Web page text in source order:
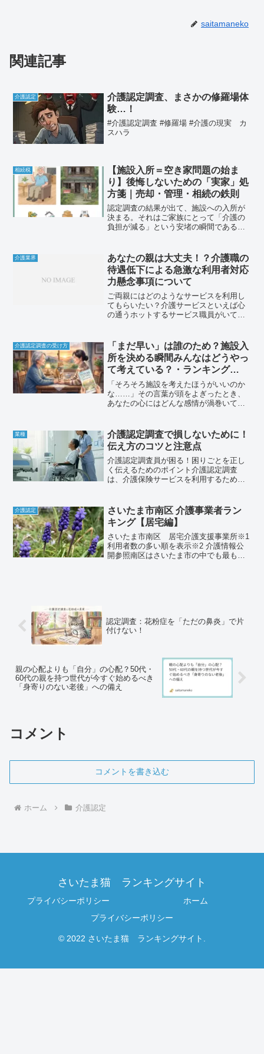
saitamaneko
関連記事
介護認定
介護認定調査、まさかの修羅場体
験…！
#介護認定調査 #修羅場 #介護の現実 カ
スハラ
相続税
【施設入所＝空き家問題の始ま
り】後悔しないための「実家」処
方箋｜売却・管理・相続の鉄則
認定調査の結果が出て、施設への入所が
決まる。それはご家族にとって「介護の
負担が減る」という安堵の瞬間であると
りあえず今は忙しいから、落ち着いてか
ら考えよう」 その「とり...
介護業界
あなたの親は大丈夫！？介護職の
待遇低下による急激な利用者対応
力懸念事項について
ご両親にはどのようなサービスを利用し
てもらいたい？介護サービスといえば心
の通うホットするサービス職員がいて、
思います。昨今の介護サービス介護保険
制度が開始され、それアで...
介護認定調査の受け方
「まだ早い」は誰のため？施設入
所を決める瞬間みんなはどうやっ
て考えている？・ランキング
BEST5
「そろそろ施設を考えたほうがいいのか
な……」その言葉が頭をよぎったとき、
あなたの心にはどんな感情が渦巻いてい
一方で、親御さんはこう言います。 「私
はまだ大丈夫」「ここ...
業種
介護認定調査で損しないために！
伝え方のコツと注意点
介護認定調査員が困る！困りごとを正し
く伝えるためのポイント介護認定調査
は、介護保険サービスを利用するために
から、調査中に困ってしまうこともあり
ます。そこで今回は、介護認...
介護認定
さいたま市南区 介護事業者ラン
キング【居宅編】
さいたま市南区 居宅介護支援事業所※1
利用者数の多い順を表示※2 介護情報公
開参照南区はさいたま市の中でも最も高
認定調査：花粉症を「ただの鼻炎」で片
付けない！
親の心配よりも「自分」の心配？50代・
60代の親を持つ世代が今すぐ始めるべき
「身寄りのない老後」への備え
コメント
コメントを書き込む
ホーム 介護認定
さいたま猫 ランキングサイト
プライバシーポリシー
ホーム
プライバシーポリシー
© 2022 さいたま猫 ランキングサイト.